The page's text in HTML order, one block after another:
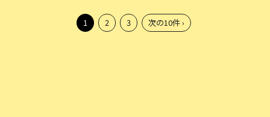
1 2 3 次の10件 ›